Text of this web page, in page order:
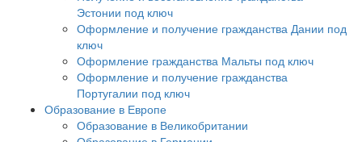
Эстонии под ключ
Оформление и получение гражданства Дании под
ключ
Оформление гражданства Мальты под ключ
Оформление и получение гражданства
Португалии под ключ
Образование в Европе
Образование в Великобритании